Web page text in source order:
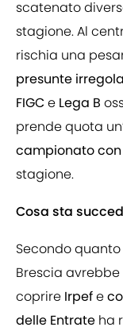
scatenato
stagione. Al
rischia una
presunte
FIGCe Lega B
prende quota
campionato
stagione.
Cosa sta
Secondo
Brescia
coprire Irpefe
delle Entrate ha